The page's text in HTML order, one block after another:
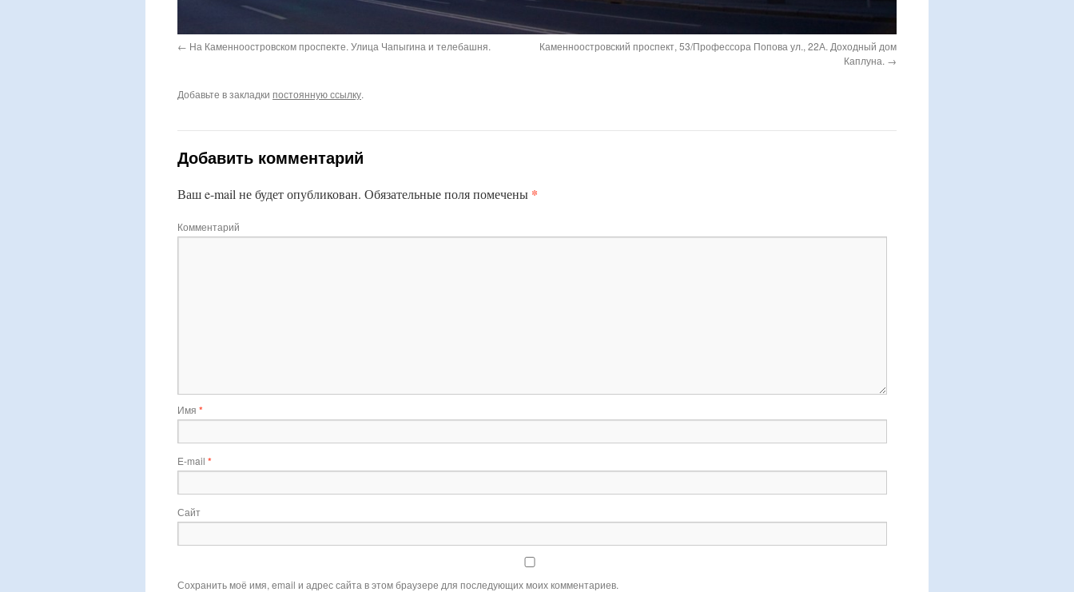
На Каменноостровском проспекте. Улица Чапыгина и телебашня.
Каменноостровский проспект, 53/Профессора Попова ул., 22А. Доходный дом
Каплуна.
Добавьте в закладки постоянную ссылку.
Добавить комментарий
Ваш e-mail не будет опубликован. Обязательные поля помечены *
Комментарий
Имя *
E-mail *
Сайт
Сохранить моё имя, email и адрес сайта в этом браузере для последующих моих комментариев.